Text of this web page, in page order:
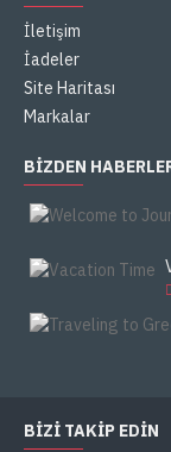
İletişim
İadeler
Site Haritası
Markalar
BIZDEN
BIZI TAKIP EDIN